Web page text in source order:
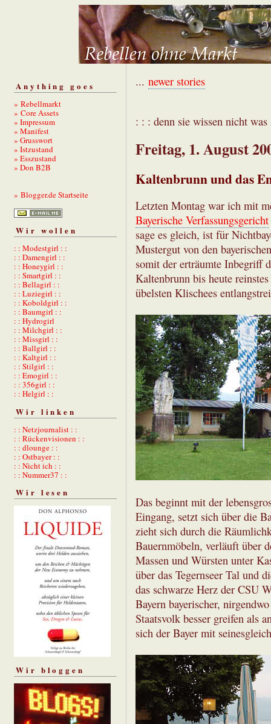
Anything goes
» Rebellmarkt
» Core Assets
» Impressum
» Manifest
» Grusswort
» Istzustand
» Esszustand
» Don B2B
» Blogger.de Startseite
Wir wollen
: : Modestgirl : :
: : Damengirl : :
: : Honeygirl : :
: : Smartgirl : :
: : Bellagirl : :
: : Luziegirl : :
: : Koboldgirl : :
: : Baumgirl : :
: : Hydrogirl
: : Milchgirl : :
: : Missgirl : :
: : Ballgirl : :
: : Kaltgirl : :
: : Stilgirl : :
: : Emogirl : :
: : 356girl : :
: : Helgirl : :
Wir linken
: : Netzjournalist : :
: : Rückenvisionen : :
: : dlounge : :
: : Ostbayer : :
: : Nicht ich : :
: : Nummer37 : :
Wir lesen
Wir bloggen
... newer stories
: : : denn sie wissen nicht
Freitag, 1. August
Kaltenbrunn und das
Letzten Montag war ich mit
Bayerische Verfassungsgericht
sage es gleich, ist für
Mustergut von den
somit der erträumte Inbegriff
Kaltenbrunn bis heute
übelsten Klischees
Das beginnt mit der
Eingang, setzt sich über die
zieht sich durch die
Bauernmöbeln, verläuft über
Massen und Würsten unter
über das Tegernseer Tal und
das schwarze Herz der CSU
Bayern bayerischer,
Staatsvolk besser greifen als
sich der Bayer mit